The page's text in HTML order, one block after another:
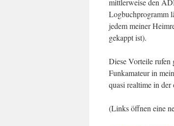
mittlerweise den
Logbuchprogramm
jedem meiner
gekappt ist).
Diese Vorteile rufen
Funkamateur in
quasi realtime in
(Links öffnen eine